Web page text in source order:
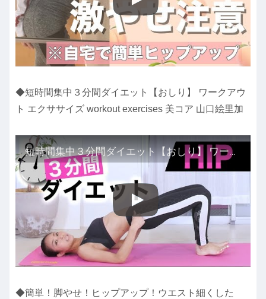
◆短時間集中３分間ダイエット【おしり】 ワークアウ
ト エクササイズ workout exercises 美コア 山口絵里加
短時間集中３分間ダイエット【おしり】 ワークアウト エクササイズ workout exercises 美コア 山口絵里加
◆簡単！脚やせ！ヒップアップ！ウエスト細くした